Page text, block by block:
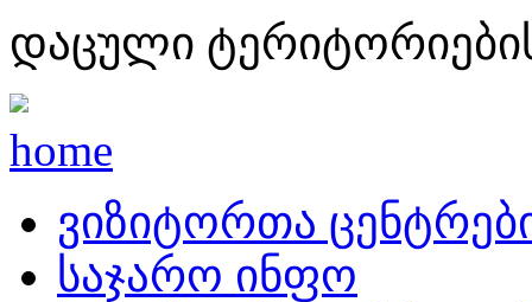
დაცული
home
ვიზიტორთა
საჯარო ინფო